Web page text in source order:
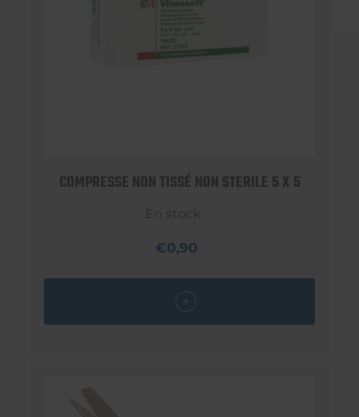
COMPRESSE NON TISSÉ NON STERILE 5 X 5
En stock
€0,90